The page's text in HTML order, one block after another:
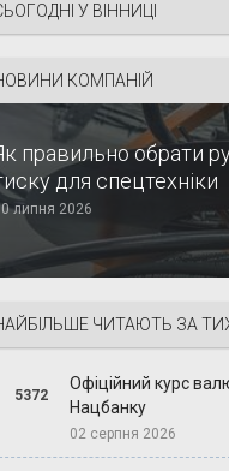
У ВІННИЦІ
КОМПАНІЙ
правильно обрати
для спецтехніки
липня 2026
ЧИТАЮТЬ ЗА
5372
Офіційний курс
Нацбанку
02 серпня 2026